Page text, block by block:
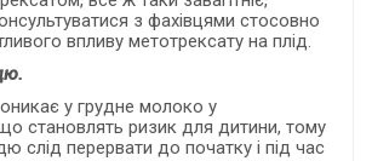
з фахівцями стосовно
впливу метотрексату на плід.
у грудне молоко у
становлять ризик для дитини, тому
слід перервати до початку і під час